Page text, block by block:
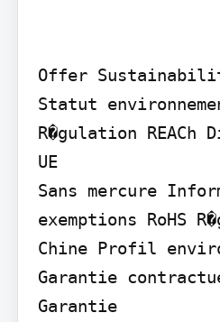
Offer
Statut
R�gulation REACh
UE
Sans mercure
exemptions RoHS
Chine Profil
Garantie
Garantie